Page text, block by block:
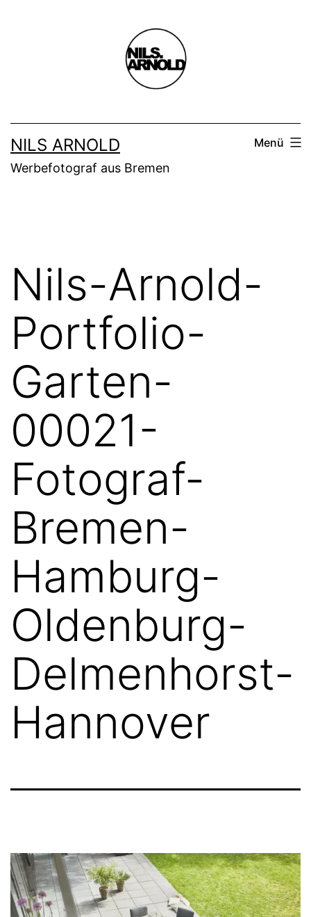
NILS ARNOLD
Werbefotograf aus Bremen
Menü
Nils-Arnold-
Portfolio-
Garten-
00021-
Fotograf-
Bremen-
Hamburg-
Oldenburg-
Delmenhorst-
Hannover